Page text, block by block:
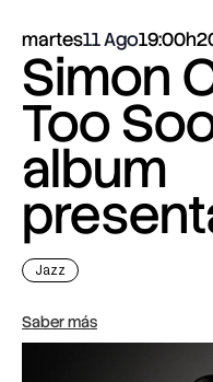
martes11 Ago19:00h
Simon
Too
album
Jazz
Saber más